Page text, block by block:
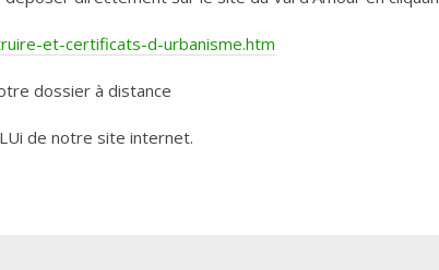
et-certificats-d-urbanisme.htm
dossier à distance
de notre site internet.